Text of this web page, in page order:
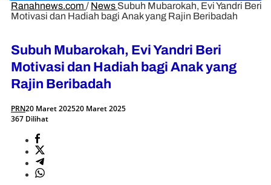
Ranahnews.com / News Subuh Mubarokah, Evi Yandri Beri
Motivasi dan Hadiah bagi Anak yang Rajin Beribadah
Subuh Mubarokah, Evi Yandri Beri
Motivasi dan Hadiah bagi Anak yang
Rajin Beribadah
PRN20 Maret 202520 Maret 2025
367 Dilihat